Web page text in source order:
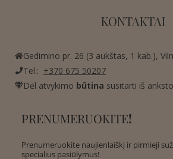
KONTAKTAI
Gedimino pr. 26 (3 aukštas, 1 kab.),
Tel.: +370 675 50207
Dėl atvykimo būtina susitarti iš
PRENUMERUOKITE!
Prenumeruokite naujienlaiškį ir pirmieji
specialius pasiūlymus!